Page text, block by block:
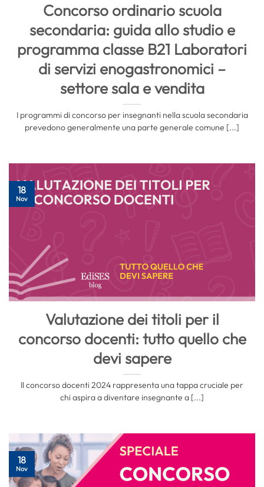
Concorso ordinario scuola
secondaria: guida allo studio e
programma classe B21 Laboratori
di servizi enogastronomici –
settore sala e vendita
I programmi di concorso per insegnanti nella scuola secondaria
prevedono generalmente una parte generale comune [...]
Valutazione dei titoli per il
concorso docenti: tutto quello che
devi sapere
Il concorso docenti 2024 rappresenta una tappa cruciale per
chi aspira a diventare insegnante a [...]
18
Nov
18
Nov